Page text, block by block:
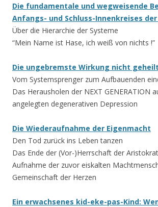
Die fundamentale und wegweisende
Anfangs- und Schluss-Innenkreises der
Über die Hierarchie der Systeme
“Mein Name ist Hase, ich weiß von nichts !”
Die ungebremste Wirkung nicht
Vom Systemsprenger zum Aufbauenden
Das Herausholen der NEXT GENERATION
angelegten degenerativen Depression
Die Wiederaufnahme der Eigenmacht
Den Tod zurück ins Leben tanzen
Das Ende der (Vor-)Herrschaft der
Aufnahme der zuvor eiskalten
Gemeinschaft der Herzen
Ein erwachsenes kid-eke-pas-Kind: